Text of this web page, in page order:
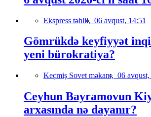
Ekspress təhlil, 06 avqust, 14:51
Gömrükdə keyfiyyət
yeni bürokratiya?
Keçmiş Sovet məkanı, 06
Ceyhun Bayramovun
arxasında nə dayanır?